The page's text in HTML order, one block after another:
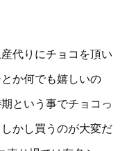
代りにチョコを頂い
か何でも嬉しいの
という事でチョコっ
かし買うのが大変だ